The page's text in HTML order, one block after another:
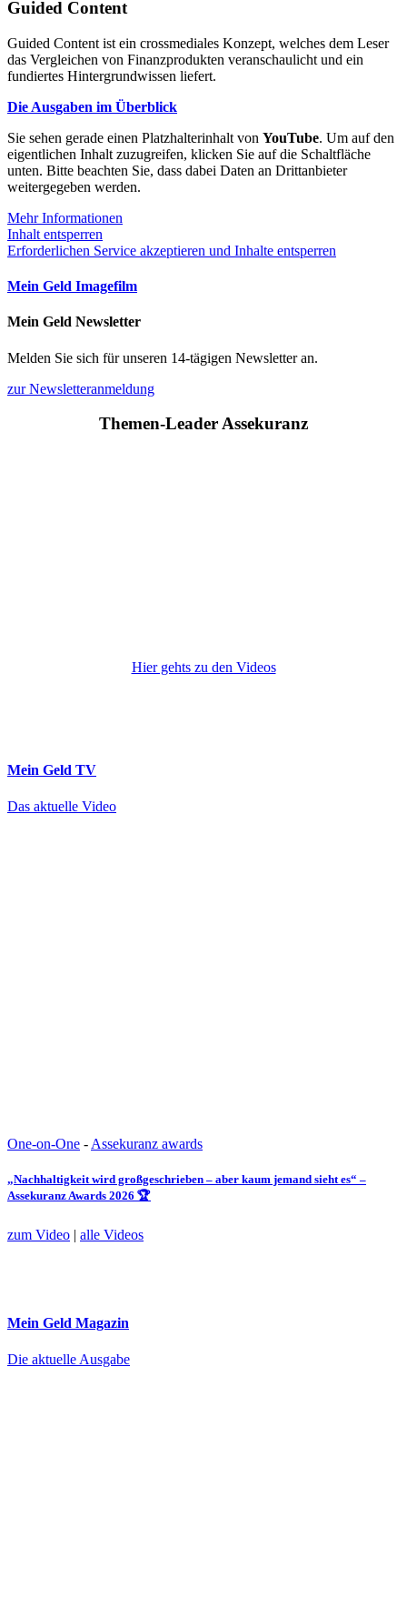
Guided Content
Guided Content ist ein crossmediales Konzept, welches dem Leser
das Vergleichen von Finanzprodukten veranschaulicht und ein
fundiertes Hintergrundwissen liefert.
Die Ausgaben im Überblick
Sie sehen gerade einen Platzhalterinhalt von YouTube. Um auf den
eigentlichen Inhalt zuzugreifen, klicken Sie auf die Schaltfläche
unten. Bitte beachten Sie, dass dabei Daten an Drittanbieter
weitergegeben werden.
Mehr Informationen
Inhalt entsperren
Erforderlichen Service akzeptieren und Inhalte entsperren
Mein Geld Imagefilm
Mein Geld Newsletter
Melden Sie sich für unseren 14-tägigen Newsletter an.
zur Newsletteranmeldung
Themen-Leader Assekuranz
Hier gehts zu den Videos
Mein Geld TV
Das aktuelle Video
One-on-One - Assekuranz awards
„Nachhaltigkeit wird großgeschrieben – aber kaum jemand sieht es“ –
Assekuranz Awards 2026 🏆
zum Video | alle Videos
Mein Geld Magazin
Die aktuelle Ausgabe